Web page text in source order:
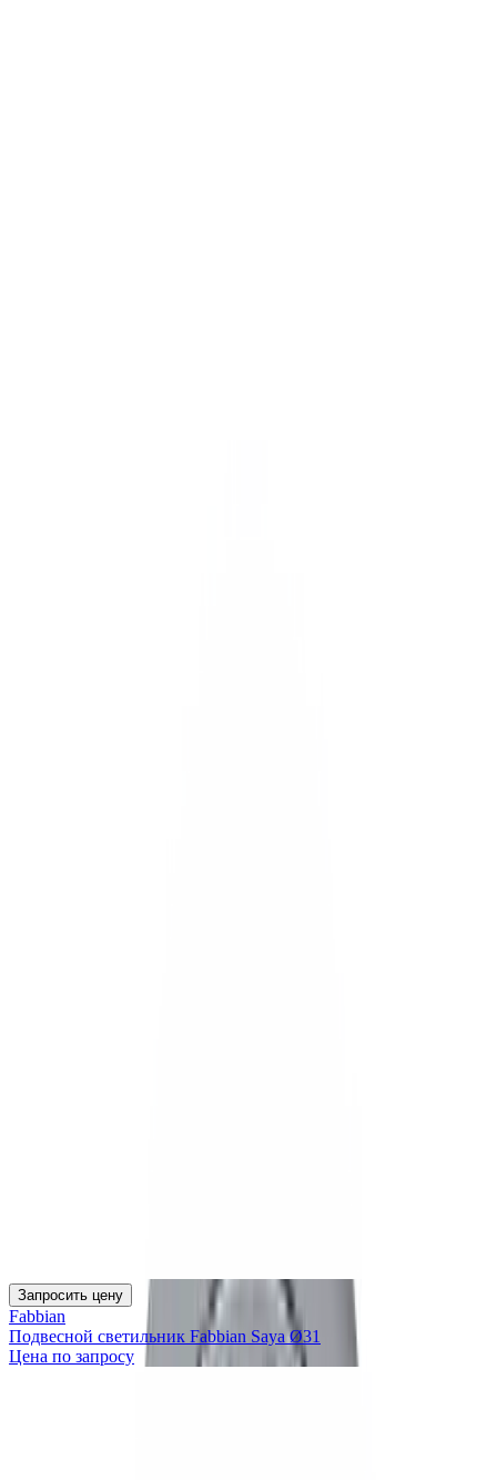
Запросить цену
Fabbian
Подвесной светильник Fabbian Saya Ø31
Цена по запросу